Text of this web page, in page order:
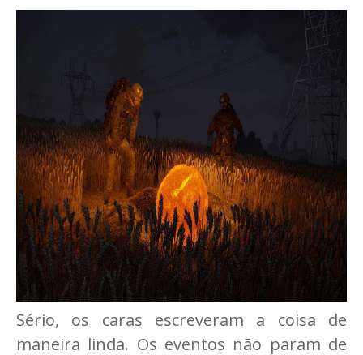
Sério, os caras escreveram a coisa de
maneira linda. Os eventos não param de